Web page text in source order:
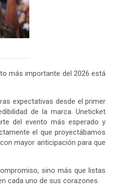
más importante del 2026 está
expectativas desde el primer
de la marca. Uneticket
del evento más esperado y
el que proyectábamos
mayor anticipación para que
sino más que listas
cada uno de sus corazones.